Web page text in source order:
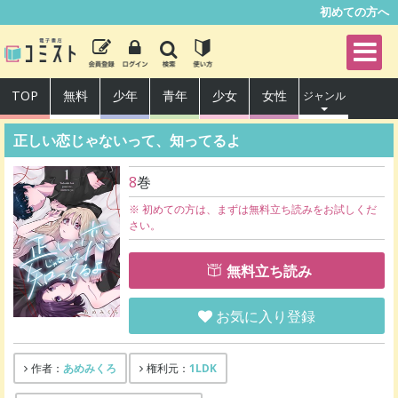
初めての方へ
TOP 無料 少年 青年 少女 女性 ジャンル
正しい恋じゃないって、知ってるよ
8巻
※ 初めての方は、まずは無料立ち読みをお試しくだ
さい。
無料立ち読み
お気に入り登録
作者： あめみくろ 権利元： 1LDK